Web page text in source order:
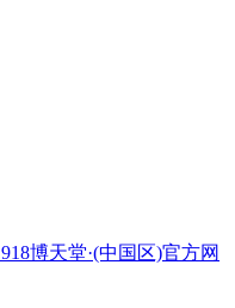
918博天堂·(中国区)官方网